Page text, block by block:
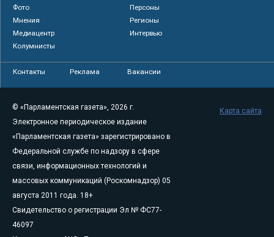
Фото
Персоны
Мнения
Регионы
Медиацентр
Интервью
Колумнисты
Контакты Реклама Вакансии
© «Парламентская газета», 2026 г.
Электронное периодическое издание
«Парламентская газета» зарегистрировано в
Федеральной службе по надзору в сфере
связи, информационных технологий и
массовых коммуникаций (Роскомнадзор) 05
августа 2011 года. 18+
Свидетельство о регистрации Эл № ФС77-
46097
Карта сайта